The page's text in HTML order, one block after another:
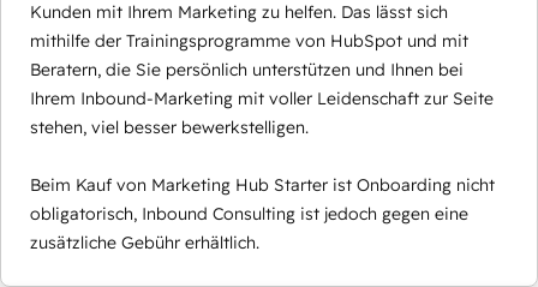
Kunden mit Ihrem Marketing zu helfen. Das lässt sich
mithilfe der Trainingsprogramme von HubSpot und mit
Beratern, die Sie persönlich unterstützen und Ihnen bei
Ihrem Inbound-Marketing mit voller Leidenschaft zur Seite
stehen, viel besser bewerkstelligen.
Beim Kauf von Marketing Hub Starter ist Onboarding nicht
obligatorisch, Inbound Consulting ist jedoch gegen eine
zusätzliche Gebühr erhältlich.